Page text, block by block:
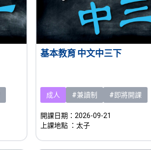
基本教育 中文中三下
成人 #兼讀制 #即將開課
開課日期：2026-09-21
上課地點 ：太子